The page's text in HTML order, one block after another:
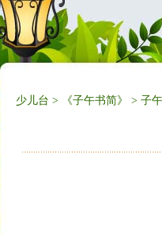
少儿台 > 《子午书简》 > 子